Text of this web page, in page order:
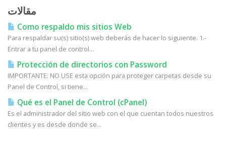
مقالات
Como respaldo mis sitios Web
Para respaldar su(s) sitio(s) web deberás de hacer lo siguiente. 1.-
Entrar a tu panel de control...
Protección de directorios con Password
IMPORTANTE: NO USE esta opción para proteger carpetas desde su
Panel de Control, si tiene...
Qué es el Panel de Control (cPanel)
Es el administrador del sitio web con el que cuentan todos nuestros
clientes y es desde donde se...